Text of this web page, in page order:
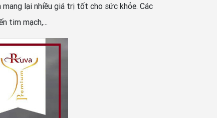
lại nhiều giá trị tốt cho sức khỏe. Các
tim mạch,...